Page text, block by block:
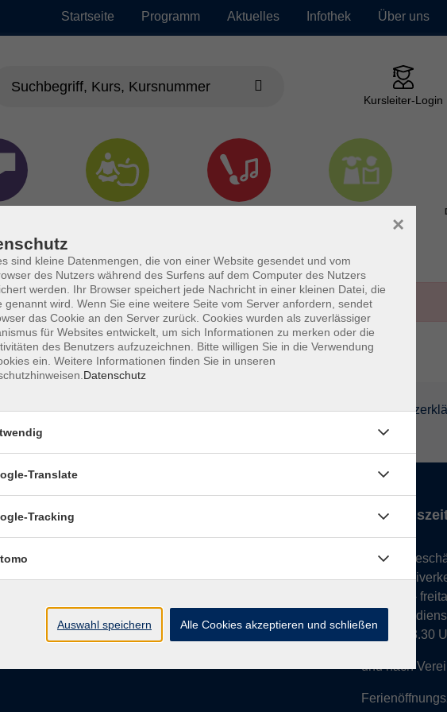
Startseite Programm Aktuelles Infothek Über uns
Kursleiter-Login
Barrierefreiheitserklärung Datenschutzerklärung
vhs Regensburger Land e. V.
93073 Neutraubling
info@vhs-regensburger-land.de
Tel: 09401 52550
Unsere
den
montags -
montags,
14.00 - 18.30
und nach
sind kleine Datenmengen, die von einer Website gesendet und vom
des Nutzers während des Surfens auf dem Computer des Nutzers
werden. Ihr Browser speichert jede Nachricht in einer kleinen Datei, die
genannt wird. Wenn Sie eine weitere Seite vom Server anfordern, sendet
das Cookie an den Server zurück. Cookies wurden als zuverlässiger
für Websites entwickelt, um sich Informationen zu merken oder die
des Benutzers aufzuzeichnen. Bitte willigen Sie in die Verwendung
ein. Weitere Informationen finden Sie in unseren
Datenschutz
×
Translate
Tracking
Auswahl speichern Alle Cookies akzeptieren und schließen